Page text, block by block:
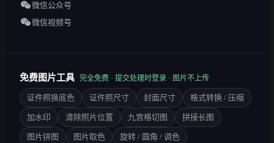
微信公众号
微信视频号
免费图片工具 完全免费 · 提交处理时登录 · 图片不上传
证件照换底色 证件照尺寸 封面尺寸 格式转换 / 压缩
加水印 清除照片位置 九宫格切图 拼接长图
图片拼图 图片取色 旋转 / 圆角 / 调色